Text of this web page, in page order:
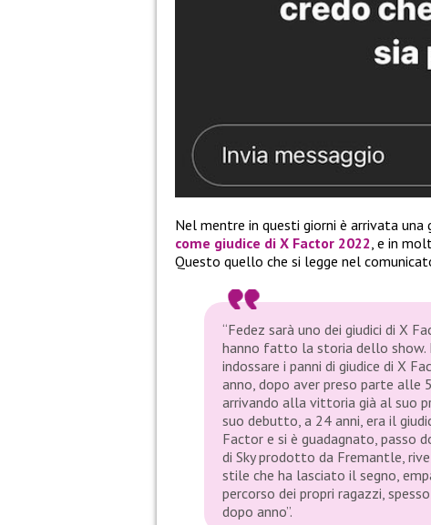
Nel mentre in questi giorni è arrivata una
come giudice di X Factor 2022 , e in
Questo quello che si legge nel
“Fedez sarà uno dei giudici di X
hanno fatto la storia dello show.
indossare i panni di giudice di X
anno, dopo aver preso parte alle
arrivando alla vittoria già al suo
suo debutto, a 24 anni, era il
Factor e si è guadagnato, passo
di Sky prodotto da Fremantle,
stile che ha lasciato il segno,
percorso dei propri ragazzi,
dopo anno”.